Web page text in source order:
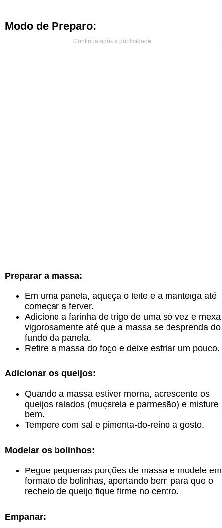
Modo de Preparo:
Continua após a publicidade..
Preparar a massa:
Em uma panela, aqueça o leite e a manteiga até
começar a ferver.
Adicione a farinha de trigo de uma só vez e mexa
vigorosamente até que a massa se desprenda do
fundo da panela.
Retire a massa do fogo e deixe esfriar um pouco.
Adicionar os queijos:
Quando a massa estiver morna, acrescente os
queijos ralados (muçarela e parmesão) e misture
bem.
Tempere com sal e pimenta-do-reino a gosto.
Modelar os bolinhos:
Pegue pequenas porções de massa e modele em
formato de bolinhas, apertando bem para que o
recheio de queijo fique firme no centro.
Empanar: